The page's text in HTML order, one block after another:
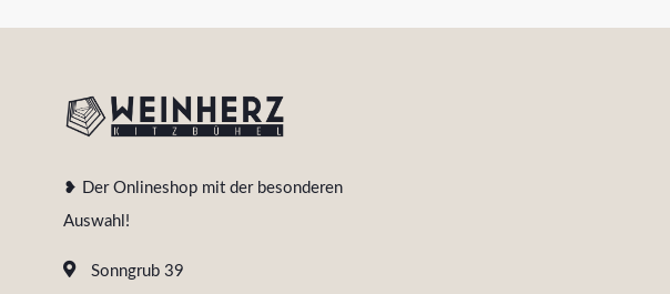
❥ Der Onlineshop mit der besonderen
Auswahl!
Sonngrub 39